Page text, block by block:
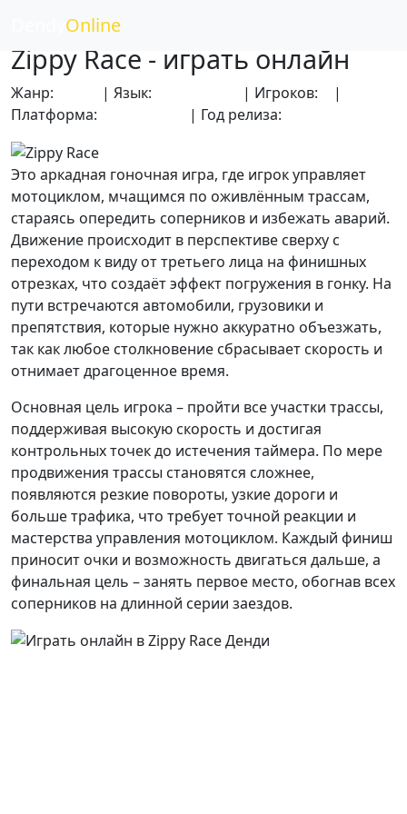
Online
Zippy Race - играть онлайн
Жанр: | Язык: | Игроков:
|
Платформа:
| Год релиза:
Это аркадная гоночная игра, где игрок управляет
мотоциклом, мчащимся по оживлённым трассам,
стараясь опередить соперников и избежать аварий.
Движение происходит в перспективе сверху с
переходом к виду от третьего лица на финишных
отрезках, что создаёт эффект погружения в гонку. На
пути встречаются автомобили, грузовики и
препятствия, которые нужно аккуратно объезжать,
так как любое столкновение сбрасывает скорость и
отнимает драгоценное время.
Основная цель игрока – пройти все участки трассы,
поддерживая высокую скорость и достигая
контрольных точек до истечения таймера. По мере
продвижения трассы становятся сложнее,
появляются резкие повороты, узкие дороги и
больше трафика, что требует точной реакции и
мастерства управления мотоциклом. Каждый финиш
приносит очки и возможность двигаться дальше, а
финальная цель – занять первое место, обогнав всех
соперников на длинной серии заездов.